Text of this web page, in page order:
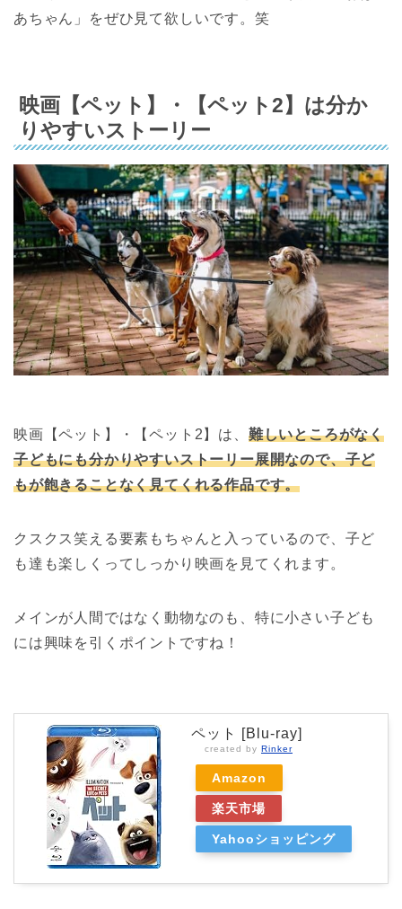
あちゃん」をぜひ見て欲しいです。笑
映画【ペット】・【ペット2】は分か
りやすいストーリー
映画【ペット】・【ペット2】は、 難しいところがなく
子どもにも分かりやすいストーリー展開なので、子ど
もが飽きることなく見てくれる作品です。
クスクス笑える要素もちゃんと入っているので、子ど
も達も楽しくってしっかり映画を見てくれます。
メインが人間ではなく動物なのも、特に小さい子ども
には興味を引くポイントですね！
ペット [Blu-ray]
created by Rinker
Amazon
楽天市場
Yahooショッピング